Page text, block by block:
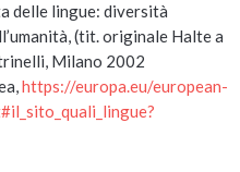
delle lingue: diversità
(tit. originale Halte a
Milano 2002
https://europa.eu/european-